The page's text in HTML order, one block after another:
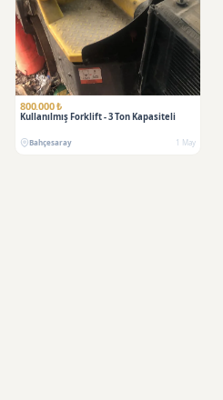
800.000 ₺
Kullanılmış Forklift - 3 Ton Kapasiteli
Bahçesaray 1 May